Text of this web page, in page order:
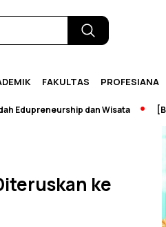
FAKULTAS PROFESIANA
dan Wisata
ke